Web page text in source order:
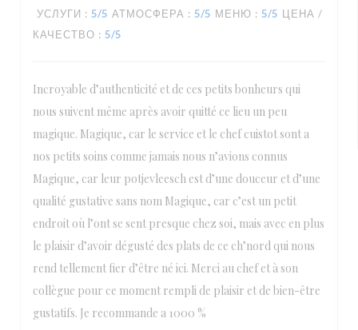
УСЛУГИ : 5/5 АТМОСФЕРА : 5/5 МЕНЮ : 5/5 ЦЕНА /
КАЧЕСТВО : 5/5
Incroyable d’authenticité et de ces petits bonheurs qui
nous suivent même après avoir quitté ce lieu un peu
magique. Magique, car le service et le chef cuistot sont a
nos petits soins comme jamais nous n’avions connus
Magique, car leur potjevleesch est d’une douceur et d’une
qualité gustative sans nom Magique, car c’est un petit
endroit où l’ont se sent presque chez soi, mais avec en plus
le plaisir d’avoir dégusté des plats de ce ch’nord qui nous
rend tellement fier d’être né ici. Merci au chef et à son
collègue pour ce moment rempli de plaisir et de bien-être
gustatifs. Je recommande a 1000 %